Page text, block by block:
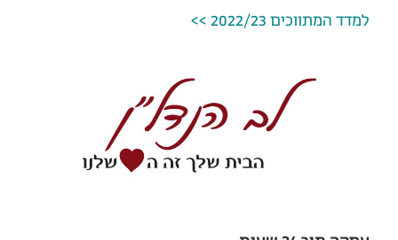
למדד המתווכים 2022/23 >>